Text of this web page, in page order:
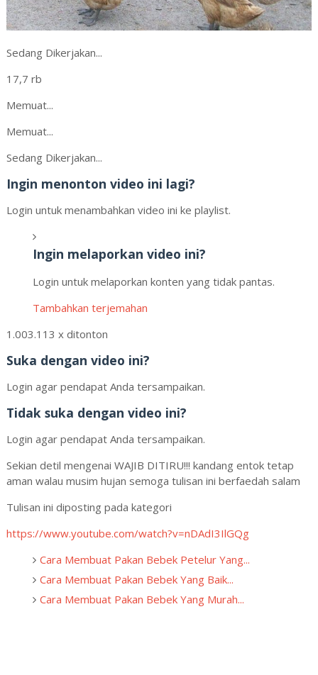
Sedang Dikerjakan...
17,7 rb
Memuat...
Memuat...
Sedang Dikerjakan...
Ingin menonton video ini lagi?
Login untuk menambahkan video ini ke playlist.
Ingin melaporkan video ini?
Login untuk melaporkan konten yang tidak pantas.
Tambahkan terjemahan
1.003.113 x ditonton
Suka dengan video ini?
Login agar pendapat Anda tersampaikan.
Tidak suka dengan video ini?
Login agar pendapat Anda tersampaikan.
Sekian detil mengenai WAJIB DITIRU!!! kandang entok tetap
aman walau musim hujan semoga tulisan ini berfaedah salam
Tulisan ini diposting pada kategori
https://www.youtube.com/watch?v=nDAdI3IlGQg
Cara Membuat Pakan Bebek Petelur Yang...
Cara Membuat Pakan Bebek Yang Baik...
Cara Membuat Pakan Bebek Yang Murah...